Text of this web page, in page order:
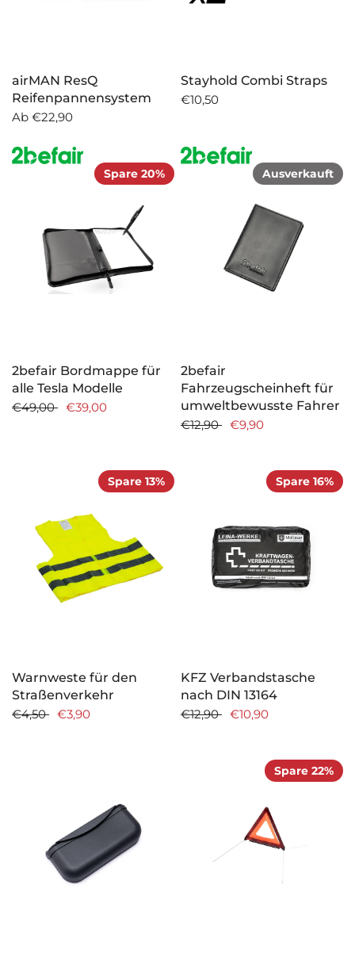
airMAN ResQ
Reifenpannensystem
Ab €22,90
Stayhold Combi Straps
€10,50
Spare 20%
2befair Bordmappe für
alle Tesla Modelle
€49,00
€39,00
Ausverkauft
2befair
Fahrzeugscheinheft für
umweltbewusste Fahrer
€12,90
€9,90
Spare 13%
Warnweste für den
Straßenverkehr
€4,50
€3,90
Spare 16%
KFZ Verbandstasche
nach DIN 13164
€12,90
€10,90
Spare 22%